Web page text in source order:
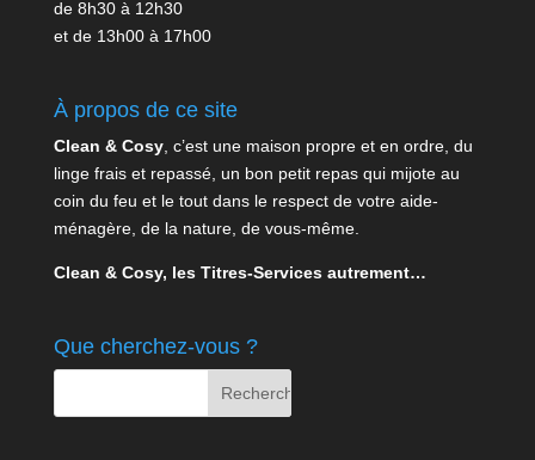
de 8h30 à 12h30
et de 13h00 à 17h00
À propos de ce site
Clean & Cosy, c’est une maison propre et en ordre, du
linge frais et repassé, un bon petit repas qui mijote au
coin du feu et le tout dans le respect de votre aide-
ménagère, de la nature, de vous-même.
Clean & Cosy, les Titres-Services autrement…
Que cherchez-vous ?